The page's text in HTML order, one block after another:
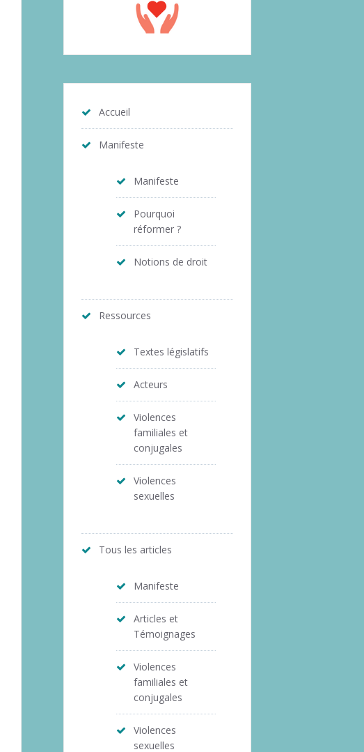
Accueil
Manifeste
Manifeste
Pourquoi
réformer ?
Notions de droit
Ressources
Textes législatifs
Acteurs
Violences
familiales et
conjugales
Violences
sexuelles
Tous les articles
Manifeste
Articles et
Témoignages
Violences
familiales et
conjugales
Violences
sexuelles